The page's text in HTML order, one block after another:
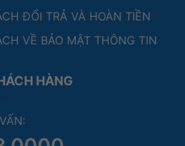
ĐỔI TRẢ VÀ HOÀN TIỀN
VỀ BẢO MẬT THÔNG TIN
HÀNG